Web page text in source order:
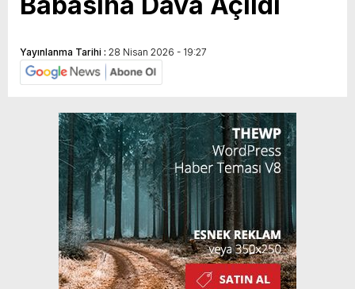
Yayınlanma Tarihi : 28 Nisan 2026 - 19:27